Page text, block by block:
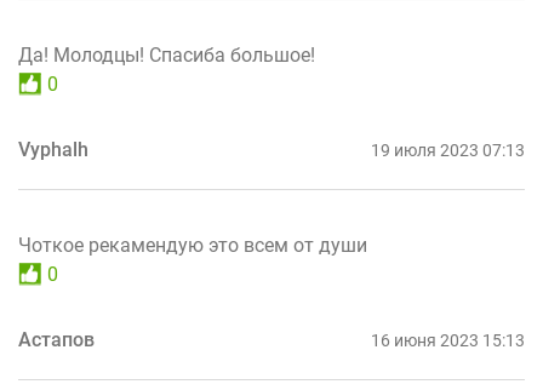
Да! Молодцы! Спасиба большое!
0
Vyphalh 19 июля 2023 07:13
Чоткое рекамендую это всем от души
0
Астапов 16 июня 2023 15:13